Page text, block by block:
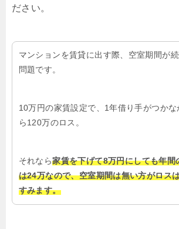
ださい。
マンションを賃貸に出す際、空室期間が
問題です。
10万円の家賃設定で、1年借り手がつかな
ら120万のロス。
それなら家賃を下げて8万円にしても年間
は24万なので、空室期間は無い方がロス
すみます。